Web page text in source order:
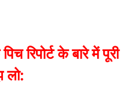
रिपोर्ट के बारे में पूरी
लो: